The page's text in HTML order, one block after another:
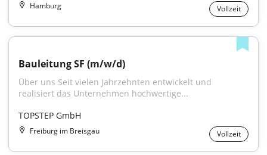
Hamburg Vollzeit
Bauleitung SF (m/w/d)
Über uns Seit vielen Jahrzehnten entwickelt und
realisiert das Unternehmen hochwertige...
TOPSTEP GmbH
Freiburg im Breisgau Vollzeit